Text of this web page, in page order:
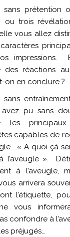
sans prétention
ou trois
vous allez
impressions.
des réactions
on en conclure ?
avez pu sans
les
capables de
« A quoi çà
l’aveugle ».
à l’aveugle,
arrivera
l’étiquette,
vous
confondre à
préjugés…